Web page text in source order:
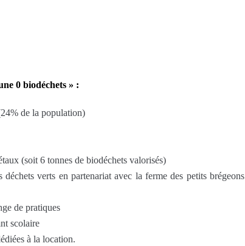
0 biodéchets » :
de la population)
(soit 6 tonnes de biodéchets valorisés)
verts en partenariat avec la ferme des petits brégeons
de pratiques
scolaire
à la location.